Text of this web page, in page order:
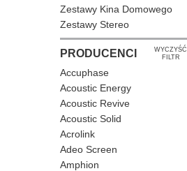
Zestawy Kina Domowego
Zestawy Stereo
PRODUCENCI
WYCZYŚĆ
FILTR
Accuphase
Acoustic Energy
Acoustic Revive
Acoustic Solid
Acrolink
Adeo Screen
Amphion